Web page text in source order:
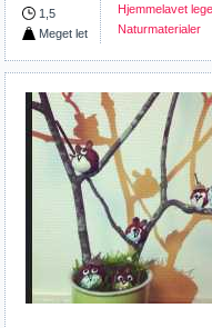
1,5
Meget let
Hjemmelavet
Naturmaterialer